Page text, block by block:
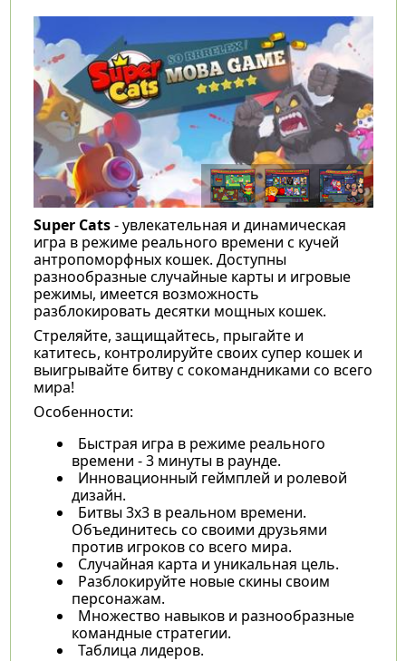
Super Cats- увлекательная и динамическая
игра в режиме реального времени с кучей
антропоморфных кошек. Доступны
разнообразные случайные карты и игровые
режимы, имеется возможность
разблокировать десятки мощных кошек.
Стреляйте, защищайтесь, прыгайте и
катитесь, контролируйте своих супер кошек и
выигрывайте битву с сокомандниками со всего
мира!
Особенности:
Быстрая игра в режиме реального
времени - 3 минуты в раунде.
Инновационный геймплей и ролевой
дизайн.
Битвы 3х3 в реальном времени.
Объединитесь со своими друзьями
против игроков со всего мира.
Случайная карта и уникальная цель.
Разблокируйте новые скины своим
персонажам.
Множество навыков и разнообразные
командные стратегии.
Таблица лидеров.